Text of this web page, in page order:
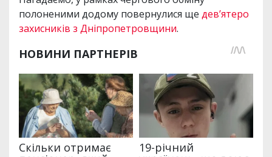
полоненими додому повернулися ще дев’ятеро
захисників з Дніпропетровщини.